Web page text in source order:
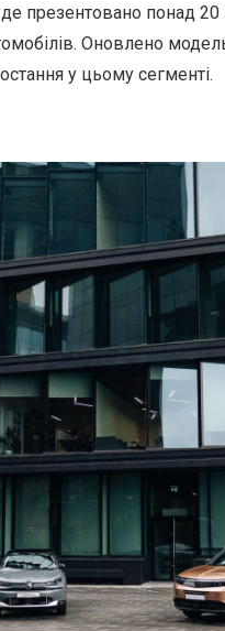
презентовано понад
Оновлено
у цьому сегменті.